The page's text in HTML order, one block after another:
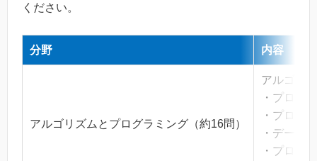
ください。
分野 内容
アルゴリズムとプログラミング（約16問）
アルゴリ
・プログ
・プログ
・データ
・プログ